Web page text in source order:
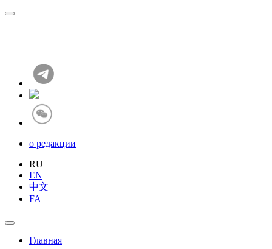
о редакции
RU
EN
中文
FA
Главная